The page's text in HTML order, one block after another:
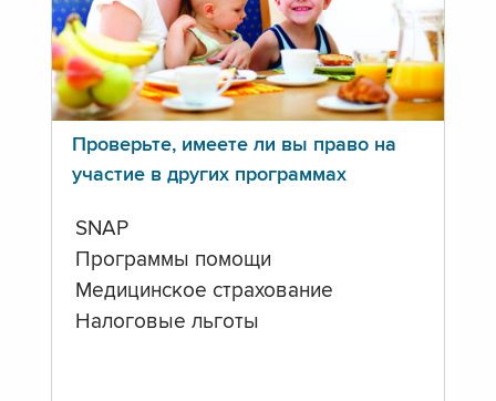
Проверьте, имеете ли вы право на
участие в других программах
SNAP
Программы помощи
Медицинское страхование
Налоговые льготы